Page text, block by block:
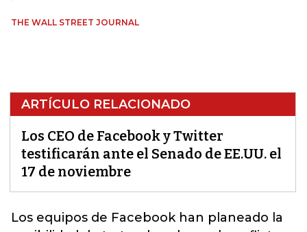
THE WALL STREET JOURNAL
ARTÍCULO RELACIONADO
Los CEO de Facebook y Twitter
testificarán ante el Senado de EE.UU. el
17 de noviembre
Los equipos de Facebookhan planeado la